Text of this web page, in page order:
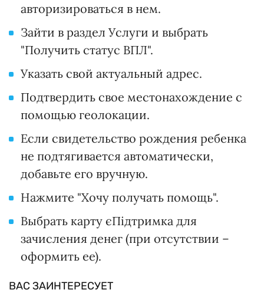
авторизироваться в нем.
Зайти в раздел Услуги и выбрать
"Получить статус ВПЛ".
Указать свой актуальный адрес.
Подтвердить свое местонахождение с
помощью геолокации.
Если свидетельство рождения ребенка
не подтягивается автоматически,
добавьте его вручную.
Нажмите "Хочу получать помощь".
Выбрать карту єПідтримка для
зачисления денег (при отсутствии –
оформить ее).
ВАС ЗАИНТЕРЕСУЕТ